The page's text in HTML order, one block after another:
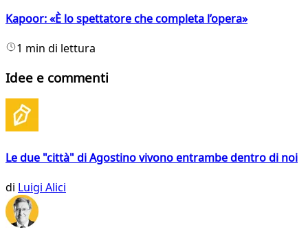
Kapoor: «È lo spettatore che completa l’opera»
1 min di lettura
Idee e commenti
Le due "città" di Agostino vivono entrambe dentro di noi
di Luigi Alici